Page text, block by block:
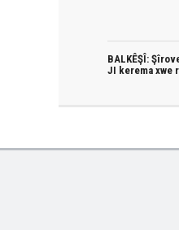
BALKÊŞÎ:
JI kerema xwe